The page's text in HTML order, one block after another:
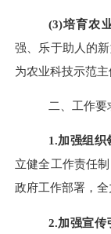
(3)培育农
强、乐于助人的
为农业科技示范主
二、工作要
1.加强组织
立健全工作责任
政府工作部署，全
2.加强宣传